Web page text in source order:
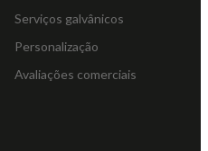
Serviços galvânicos
Personalização
Avaliações comerciais